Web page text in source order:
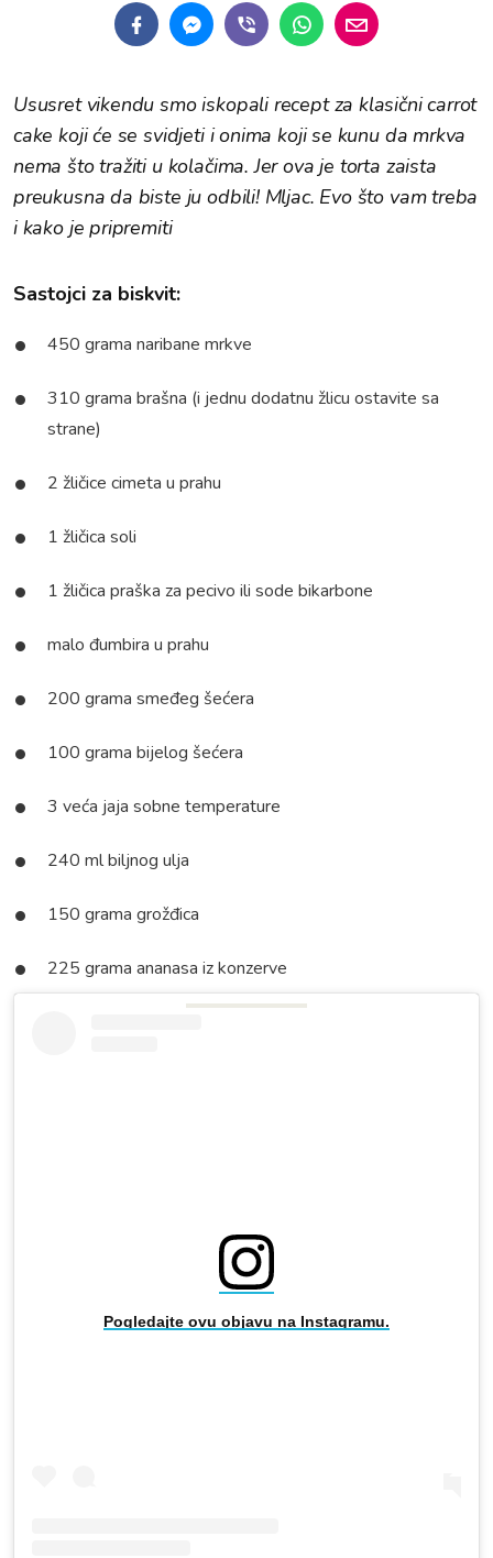
Ususret vikendu smo iskopali recept za klasični carrot
cake koji će se svidjeti i onima koji se kunu da mrkva
nema što tražiti u kolačima. Jer ova je torta zaista
preukusna da biste ju odbili! Mljac. Evo što vam treba
i kako je pripremiti
Sastojci za biskvit:
450 grama naribane mrkve
310 grama brašna (i jednu dodatnu žlicu ostavite sa
strane)
2 žličice cimeta u prahu
1 žličica soli
1 žličica praška za pecivo ili sode bikarbone
malo đumbira u prahu
200 grama smeđeg šećera
100 grama bijelog šećera
3 veća jaja sobne temperature
240 ml biljnog ulja
150 grama grožđica
225 grama ananasa iz konzerve
Pogledajte ovu objavu na Instagramu.